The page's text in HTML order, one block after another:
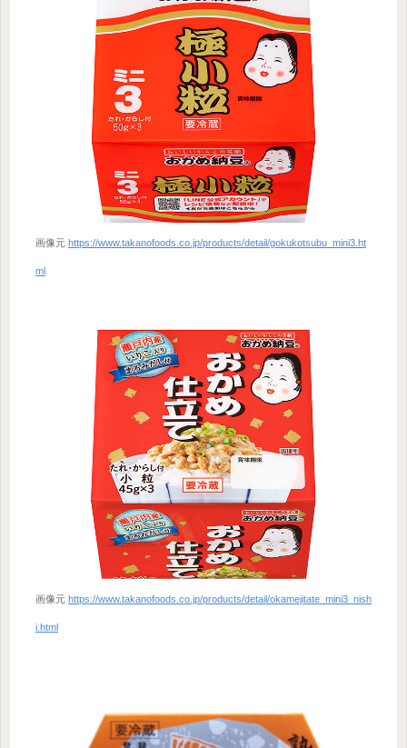
画像元 https://www.takanofoods.co.jp/products/detail/gokukotsubu_mini3.ht
ml
画像元 https://www.takanofoods.co.jp/products/detail/okamejitate_mini3_nish
i.html